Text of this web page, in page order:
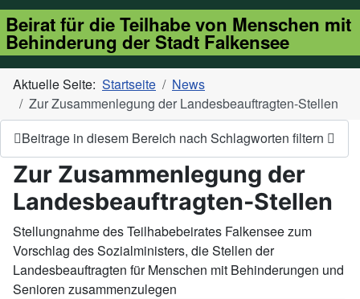
Beirat für die Teilhabe von Menschen mit
Behinderung der Stadt Falkensee
Aktuelle Seite: Startseite
News
Zur Zusammenlegung der Landesbeauftragten-Stellen
Beitrage in diesem Bereich nach Schlagworten filtern
Zur Zusammenlegung der
Landesbeauftragten-Stellen
Stellungnahme des Teilhabebeirates Falkensee zum
Vorschlag des Sozialministers, die Stellen der
Landesbeauftragten für Menschen mit Behinderungen und
Senioren zusammenzulegen